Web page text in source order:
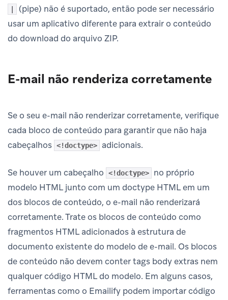
(pipe) não é suportado, então pode ser necessário
usar um aplicativo diferente para extrair o conteúdo
do download do arquivo ZIP.
E-mail não renderiza corretamente
Se o seu e-mail não renderizar corretamente, verifique
cada bloco de conteúdo para garantir que não haja
cabeçalhos <!doctype> adicionais.
Se houver um cabeçalho <!doctype>
no próprio
modelo HTML junto com um doctype HTML em um
dos blocos de conteúdo, o e-mail não renderizará
corretamente. Trate os blocos de conteúdo como
fragmentos HTML adicionados à estrutura de
documento existente do modelo de e-mail. Os blocos
de conteúdo não devem conter tags body extras nem
qualquer código HTML do modelo. Em alguns casos,
ferramentas como o Emailify podem importar código